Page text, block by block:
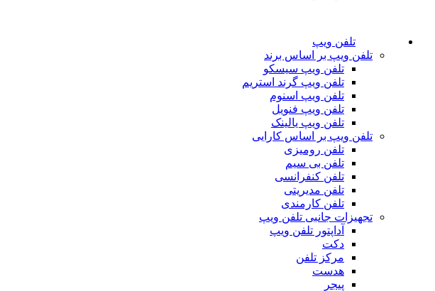
تلفن ویپ
تلفن ویپ بر اساس برند
تلفن ویپ سیسکو
تلفن ویپ گرند استریم
تلفن ویپ اسنوم
تلفن ویپ فنویل
تلفن ویپ یالینک
تلفن ویپ بر اساس کارایی
تلفن رومیزی
تلفن بی سیم
تلفن کنفرانسی
تلفن مدیریتی
تلفن کارمندی
تجهیزات جانبی تلفن ویپ
آداپتور تلفن ویپ
دکت
مرکز تلفن
هدست
پیجر